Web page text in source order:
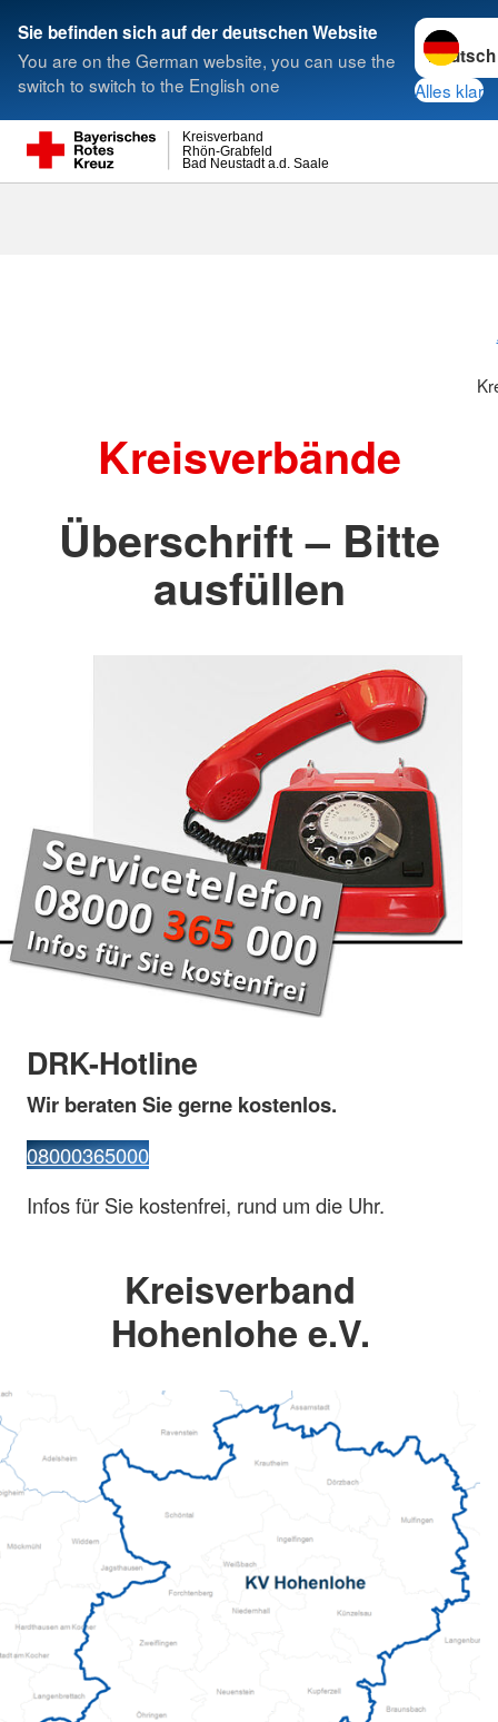
Sie befinden sich auf der deutschen Website
You are on the German website, you can use the
switch to switch to the English one
Sprache
Alles klar
Bad Neustadt a.d. Saale
Rhön-Grabfeld
Kreisverband
Suche
Kreisverbände
Überschrift – Bitte
ausfüllen
DRK-Hotline
Wir beraten Sie gerne kostenlos.
08000365000
Infos für Sie kostenfrei, rund um die Uhr.
Kreisverband
Hohenlohe e.V.